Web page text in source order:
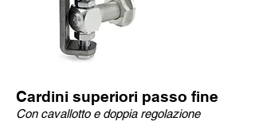
Cardini superiori passo fine
Con cavallotto e doppia regolazione